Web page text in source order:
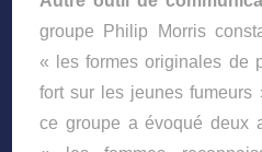
groupe Philip Morris
« les formes originales de
fort sur les jeunes fumeurs
ce groupe a évoqué deux